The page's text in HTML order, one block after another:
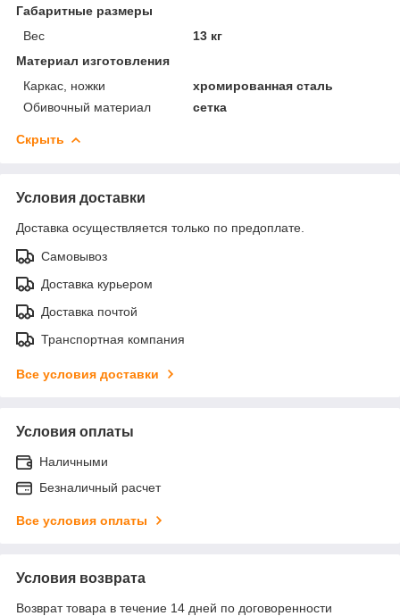
Габаритные размеры
Вес
13 кг
Материал изготовления
Каркас, ножки
хромированная сталь
Обивочный материал
сетка
Скрыть
Условия доставки
Доставка осуществляется только по предоплате.
Самовывоз
Доставка курьером
Доставка почтой
Транспортная компания
Все условия доставки
Условия оплаты
Наличными
Безналичный расчет
Все условия оплаты
Условия возврата
Возврат товара в течение 14 дней по договоренности